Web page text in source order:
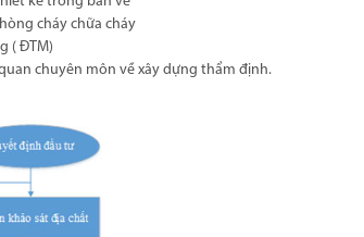
cháy chữa cháy
( ĐTM)
chuyên môn về xây dựng thẩm định.